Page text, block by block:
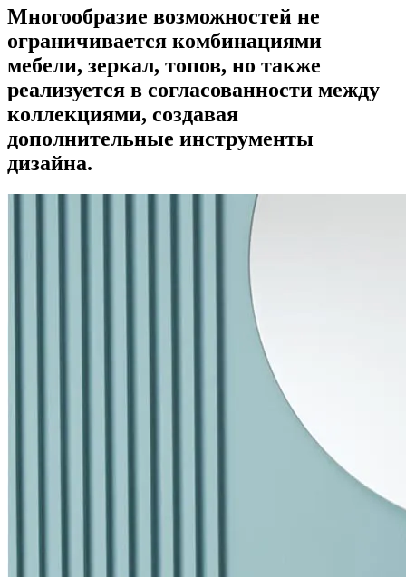
Многообразие возможностей не
ограничивается комбинациями
мебели, зеркал, топов, но также
реализуется в согласованности между
коллекциями, создавая
дополнительные инструменты
дизайна.